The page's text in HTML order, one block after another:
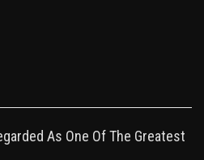
As One Of The Greatest